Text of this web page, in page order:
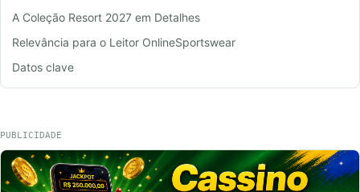
A Coleção Resort 2027 em Detalhes
Relevância para o Leitor OnlineSportswear
Datos clave
PUBLICIDADE